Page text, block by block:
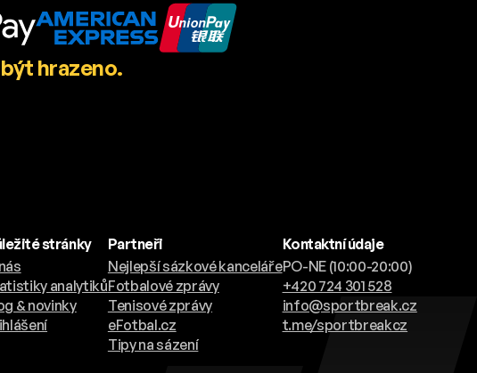
hrazeno.
stránky
analytiků
& novinky
Partneři
Nejlepší sázkové kanceláře
Fotbalové zprávy
Tenisové zprávy
eFotbal.cz
Tipy na sázení
Kontaktní údaje
PO-NE (10:00-20:00)
+420 724 301 528
info@sportbreak.cz
t.me/sportbreakcz